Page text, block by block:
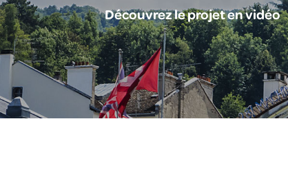
Découvrez le projet en vidéo